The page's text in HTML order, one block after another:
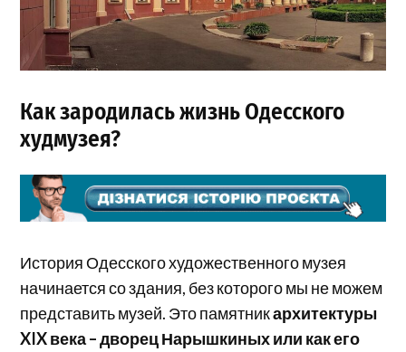
Как зародилась жизнь Одесского
худмузея?
История Одесского художественного музея
начинается со здания, без которого мы не можем
представить музей. Это памятникархитектуры
XIX века – дворец Нарышкиных или как его